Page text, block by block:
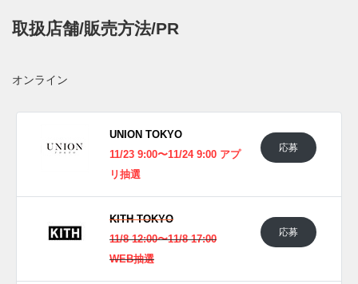
2017年に素材を変更したバージョン
海外では2020年2月15日よりナイキ取扱店にて発売予定。そ
の他の取扱店情報は分かり次第、スニーカーウォーズの
TwitterやFacebookなどで報告したい。
日本国内では2020年3月14日よりナイキ取扱店にて発売予
定。価格は13,200円(税込)。
取扱店舗/販売方法/PR
オンライン
UNION TOKYO
11/23 9:00〜11/24 9:00 アプ
リ抽選
応募
KITH TOKYO
11/8 12:00〜11/8 17:00
WEB抽選
応募